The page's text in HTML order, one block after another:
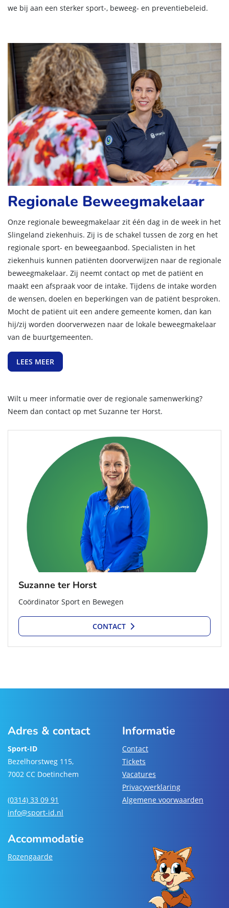
we bij aan een sterker sport-, beweeg- en preventiebeleid.
Regionale Beweegmakelaar
Onze regionale beweegmakelaar zit één dag in de week in het
Slingeland ziekenhuis. Zij is de schakel tussen de zorg en het
regionale sport- en beweegaanbod. Specialisten in het
ziekenhuis kunnen patiënten doorverwijzen naar de regionale
beweegmakelaar. Zij neemt contact op met de patiënt en
maakt een afspraak voor de intake. Tijdens de intake worden
de wensen, doelen en beperkingen van de patiënt besproken.
Mocht de patiënt uit een andere gemeente komen, dan kan
hij/zij worden doorverwezen naar de lokale beweegmakelaar
van de buurtgemeenten.
LEES MEER
Wilt u meer informatie over de regionale samenwerking?
Neem dan contact op met Suzanne ter Horst.
Suzanne ter Horst
Coördinator Sport en Bewegen
CONTACT
Adres & contact
Sport-ID
Bezelhorstweg 115,
7002 CC Doetinchem
(0314) 33 09 91
info@sport-id.nl
Informatie
Contact
Tickets
Vacatures
Privacyverklaring
Algemene voorwaarden
Accommodatie
Rozengaarde